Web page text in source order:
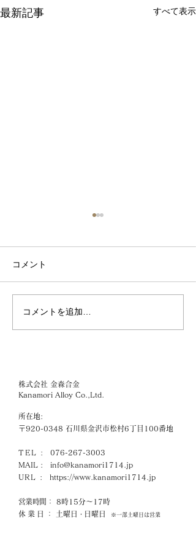
最新記事 すべて表示
テレビ金沢「ほくりくア
イドル部 オレンジ号
コメント
コメントを追加…
株式会社 金森合金
Kanamori Alloy Co.,Ltd.
所在地:
〒920-0348 石川県金沢市松村6丁目100番地
TEL :076-267-3003
MAIL : info@kanamori1714.jp
URL : https://www.kanamori1714.jp
営業時間 ： 8時15分～17時
休業日
： 土曜日 ・ 日曜日 ※一部土曜日は営業